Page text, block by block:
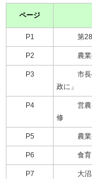
ページ
P1 第28号
P2 農業委
P3
市長へ
政に」
P4
営農専
修
P5 農業振
P6 食育・
P7
大沼み